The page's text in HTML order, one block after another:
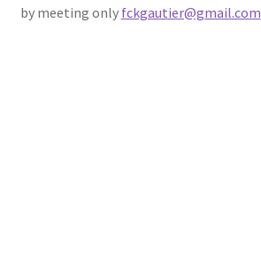
by meeting only fckgautier@gmail.com